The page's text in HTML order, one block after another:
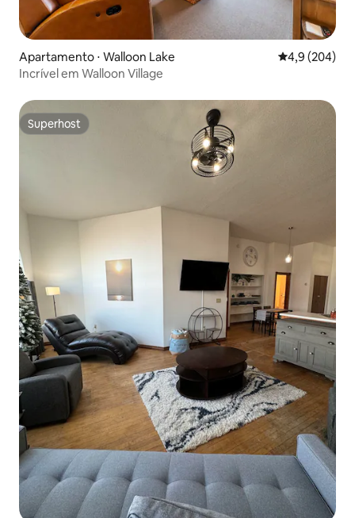
Apartamento ⋅ Walloon Lake 4,9 de uma
4,9 (204)
Incrível em Walloon Village
Superhost
Superhost